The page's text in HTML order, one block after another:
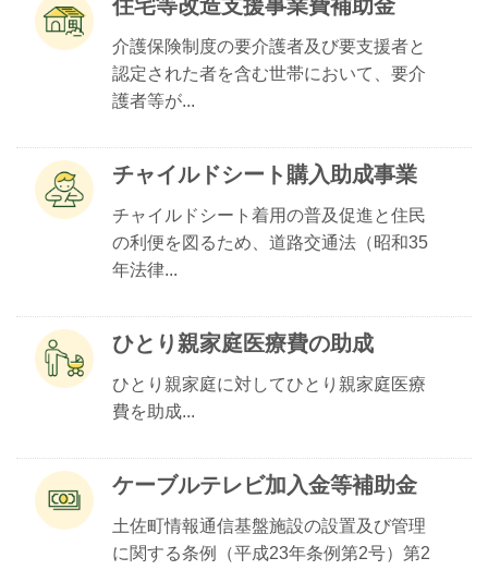
住宅等改造支援事業費補助金
介護保険制度の要介護者及び要支援者と
認定された者を含む世帯において、要介
護者等が...
チャイルドシート購入助成事業
チャイルドシート着用の普及促進と住民
の利便を図るため、道路交通法（昭和35
年法律...
ひとり親家庭医療費の助成
ひとり親家庭に対してひとり親家庭医療
費を助成...
ケーブルテレビ加入金等補助金
土佐町情報通信基盤施設の設置及び管理
に関する条例（平成23年条例第2号）第2